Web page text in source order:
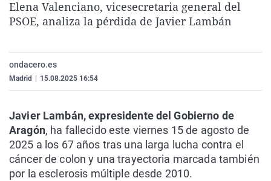
La rosa de los vientos
Como el perro y el
Caso
Equipo de
Extremadura
La Rioja
País Vasco
Virales
Elecciones
Elena Valenciano, vicesecretaria general del
PSOE, analiza la pérdida de Javier Lambán
ondacero.es
Madrid 15.08.2025 16:54
Javier Lambán, expresidente del Gobierno de
Aragón, ha fallecido este viernes 15 de agosto de
2025 a los 67 años tras una larga lucha contra el
cáncer de colon y una trayectoria marcada también
por la esclerosis múltiple desde 2010.